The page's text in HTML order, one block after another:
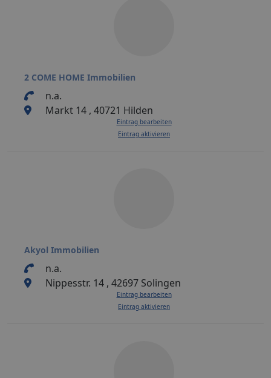
2 COME HOME Immobilien
n.a.
Markt 14 , 40721 Hilden
Eintrag bearbeiten
Eintrag aktivieren
Akyol Immobilien
n.a.
Nippesstr. 14 , 42697 Solingen
Eintrag bearbeiten
Eintrag aktivieren